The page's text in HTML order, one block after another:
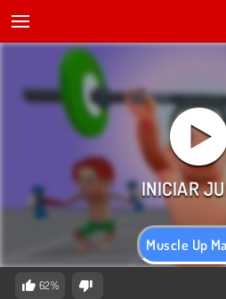
Muscle Up
62%